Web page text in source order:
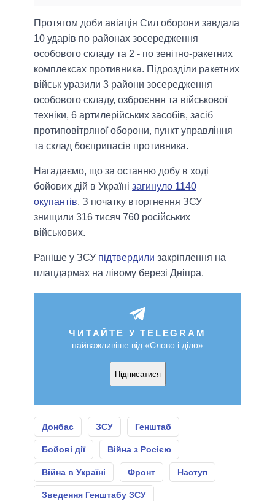
Протягом доби авіація Сил оборони завдала
10 ударів по районах зосередження
особового складу та 2 - по зенітно-ракетних
комплексах противника. Підрозділи ракетних
військ уразили 3 райони зосередження
особового складу, озброєння та військової
техніки, 6 артилерійських засобів, засіб
протиповітряної оборони, пункт управління
та склад боєприпасів противника.
Нагадаємо, що за останню добу в ході
бойових дій в Україні загинуло 1140
окупантів. З початку вторгнення ЗСУ
знищили 316 тисяч 760 російських
військових.
Раніше у ЗСУ підтвердили закріплення на
плацдармах на лівому березі Дніпра.
ЧИТАЙТЕ У TELEGRAM
найважливіше від «Слово і діло»
Підписатися
Донбас ЗСУ Генштаб
Бойові дії Війна з Росією
Війна в Україні Фронт Наступ
Зведення Генштабу ЗСУ